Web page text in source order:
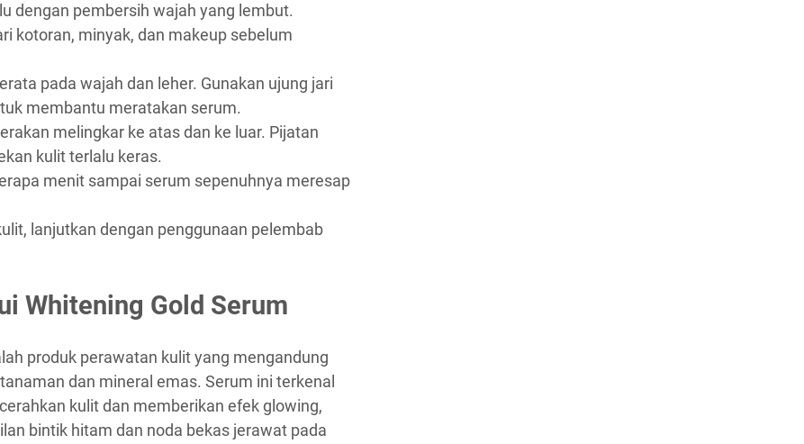
dengan pembersih wajah yang lembut.
kotoran, minyak, dan makeup sebelum
pada wajah dan leher. Gunakan ujung jari
membantu meratakan serum.
melingkar ke atas dan ke luar. Pijatan
kulit terlalu keras.
menit sampai serum sepenuhnya meresap
lanjutkan dengan penggunaan pelembab
Whitening Gold Serum
produk perawatan kulit yang mengandung
dan mineral emas. Serum ini terkenal
kulit dan memberikan efek glowing,
bintik hitam dan noda bekas jerawat pada